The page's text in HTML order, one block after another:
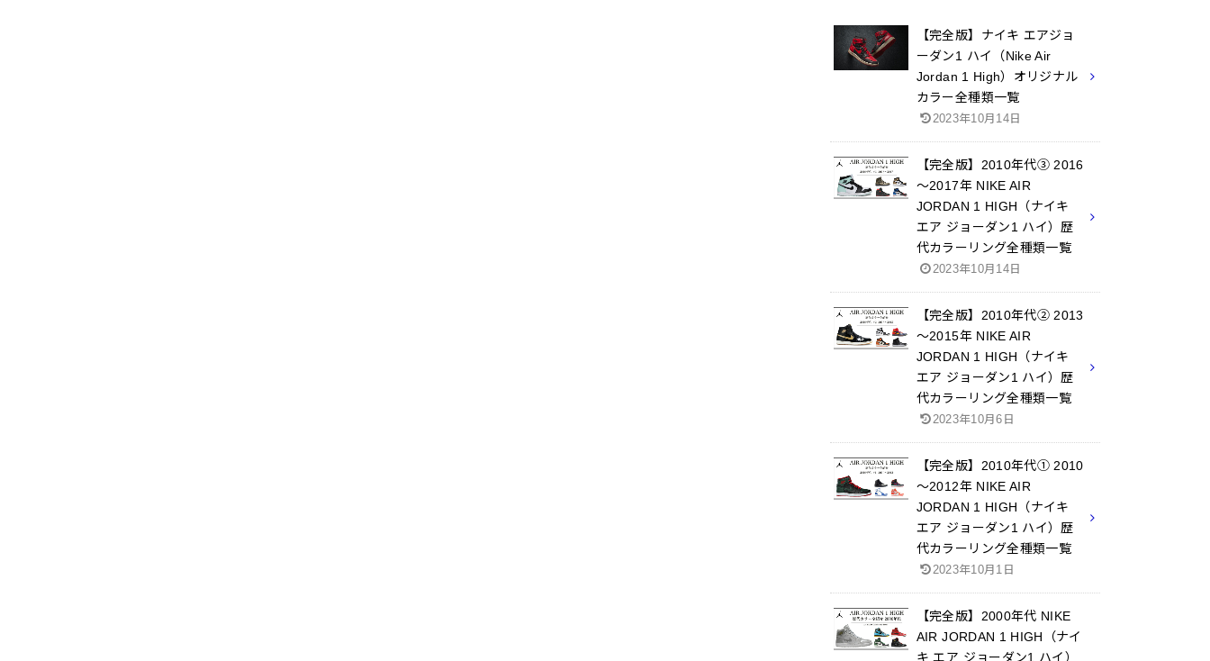
【完全版】ナイキ エアジョ
ーダン1 ハイ（Nike Air
Jordan 1 High）オリジナル
カラー全種類一覧
2023年10月14日
【完全版】2010年代③ 2016
～2017年 NIKE AIR
JORDAN 1 HIGH（ナイキ
エア ジョーダン1 ハイ）歴
代カラーリング全種類一覧
2023年10月14日
【完全版】2010年代② 2013
～2015年 NIKE AIR
JORDAN 1 HIGH（ナイキ
エア ジョーダン1 ハイ）歴
代カラーリング全種類一覧
2023年10月6日
【完全版】2010年代① 2010
～2012年 NIKE AIR
JORDAN 1 HIGH（ナイキ
エア ジョーダン1 ハイ）歴
代カラーリング全種類一覧
2023年10月1日
【完全版】2000年代 NIKE
AIR JORDAN 1 HIGH（ナイ
キ エア ジョーダン1 ハイ）